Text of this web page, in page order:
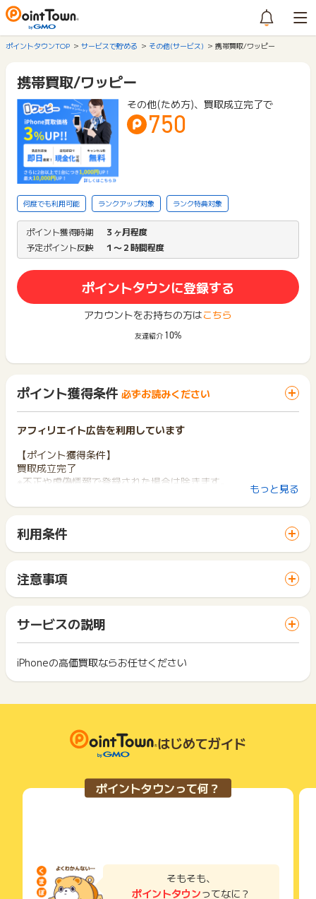
ポイントタウンTOP サービスで貯める その他(サービス) 携帯買取/ワッピー
携帯買取/ワッピー
その他(ため方)、買取成立完了で
750
何度でも利用可能 ランクアップ対象 ランク特典対象
ポイント獲得時期
３ヶ月程度
予定ポイント反映
１〜２時間程度
ポイントタウンに登録する
アカウントをお持ちの方はこちら
友達紹介 10%
ポイント獲得条件 必ずお読みください
アフィリエイト広告を利用しています
【ポイント獲得条件】
買取成立完了
※不正や虚偽情報で登録された場合は除きます。
【ポイント獲得対象外条件】
【お問い合わせについて】
ポイントタウンサポートでも対応いたしかねますので、ご了承
のうえご利用ください。
・獲得予定ポイントに反映されない
・非承認理由
※ポイントに関するお問い合わせは、ポイントタウンのサポート
お問い合わせをした場合、ポイント獲得対象外となる場合がご
ざいます。
もっと見る
利用条件
サイトに移動してからお申し込みやお買い物が完了するまでの
間に、同じブラウザ（※）で他のサイトに移動した場合はポイン
ト獲得ができません。
「 サイトへ行ってポイントGET 」ボタンを押した時とサービ
ス・お買い物利用時で、デバイス・ブラウザが異なる場合はポ
イント獲得ができません。
2回以上同じお買い物・サービスをご利用される場合は、毎回
ポイントタウンに戻り、「 サイトへ行ってポイントGET 」ボ
得無効」となる可能性があります。
・同一端末や同一世帯で、繰り返し利用不可のサービス・お買
い物を複数回ご利用された場合
て一度でも同サービス・お買い物を利用されたことがある場合
ご利用前には、Cookieの削除をおこなっていただくことを推奨
ださい。
各サービス・お買い物に掲載されている獲得条件を必ずよくお
読みください。
注意事項
一部のサービスにつきましては、1商品につき10円単位の金額
は切り捨てとなります。
ポイント獲得が1ポイント未満のものは切り捨てとなり、ポイ
ント履歴には記載されません。
原則として広告主側のポイント等を利用して支払われた金額分
につきましては、ポイントタウンのポイント獲得の対象には含
商品の交換や一部でもキャンセルされた場合、ポイントが無効
になる可能性もございます。
各サービス・お買い物の獲得ポイントや獲得条件、キャンペー
れた時点の条件が適用されます。
条件を達成しているかどうかは各広告主ではなく、代理店が行
り、急遽終了となる場合がございます。
広告に遷移しない場合は掲載が終了となっておりポイントが獲
サービスの説明
iPhoneの高価買取ならお任せください
はじめてガイド
ポイントタウンって何？
そもそも、
ポイントタウンってなに？